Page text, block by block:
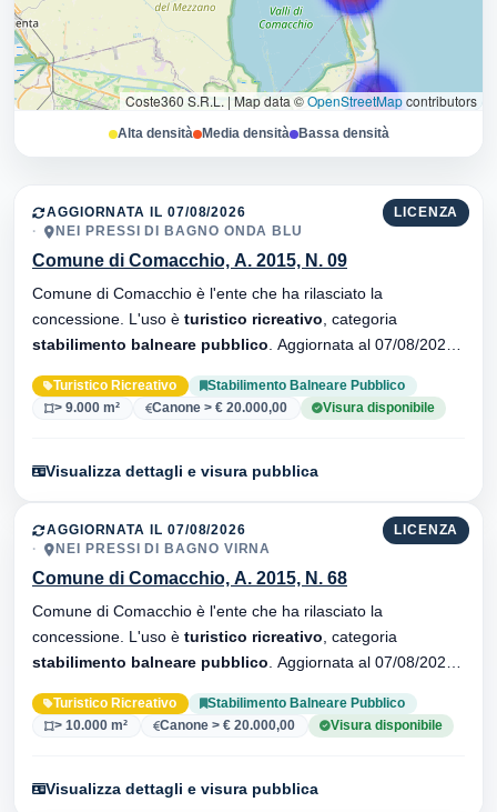
Coste360 S.R.L. | Map data ©OpenStreetMapcontributors
Alta densità Media densità Bassa densità
LICENZA
AGGIORNATA IL 07/08/2026
NEI PRESSI DI BAGNO ONDA BLU
Comune di Comacchio, A. 2015, N. 09
Comune di Comacchio è l'ente che ha rilasciato la
concessione. L'uso è turistico ricreativo , categoria
stabilimento balneare pubblico
Turistico Ricreativo
Stabilimento Balneare Pubblico
> 9.000 m²
Canone > € 20.000,00 Visura disponibile
Visualizza dettagli e visura pubblica
LICENZA
AGGIORNATA IL 07/08/2026
NEI PRESSI DI BAGNO VIRNA
Comune di Comacchio, A. 2015, N. 68
Comune di Comacchio è l'ente che ha rilasciato la
concessione. L'uso è turistico ricreativo , categoria
stabilimento balneare pubblico
Turistico Ricreativo
Stabilimento Balneare Pubblico
> 10.000 m²
Canone > € 20.000,00 Visura disponibile
Visualizza dettagli e visura pubblica